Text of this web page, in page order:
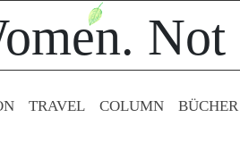
TRAVEL COLUMN BÜCHER